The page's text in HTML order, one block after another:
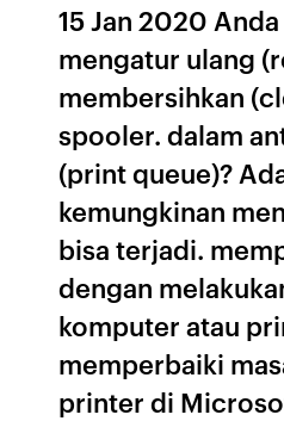
15 Jan 2020
mengatur ulang
membersihkan
spooler. dalam
(print queue)?
kemungkinan
bisa terjadi.
dengan
komputer atau
memperbaiki
printer di